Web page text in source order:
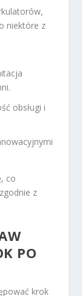
niektóre z
obsługi i
co
z
PO
krok